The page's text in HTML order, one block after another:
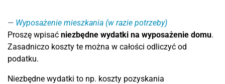
Wyposażenie mieszkania (w razie potrzeby)
Proszę wpisać niezbędne wydatki na wyposażenie domu.
Zasadniczo koszty te można w całości odliczyć od
podatku.
Niezbędne wydatki to np. koszty pozyskania